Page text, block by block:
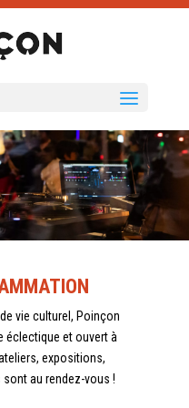
vie culturel, Poinçon
éclectique et ouvert à
expositions,
au rendez-vous !